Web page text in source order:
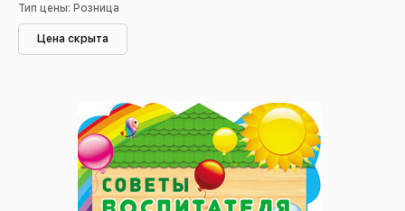
Тип цены: Розница
Цена скрыта